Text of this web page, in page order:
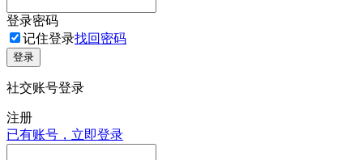
登录密码
记住登录找回密码
登录
社交账号登录
注册
已有账号，立即登录